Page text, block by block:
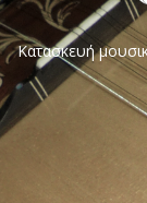
Κατασκευή